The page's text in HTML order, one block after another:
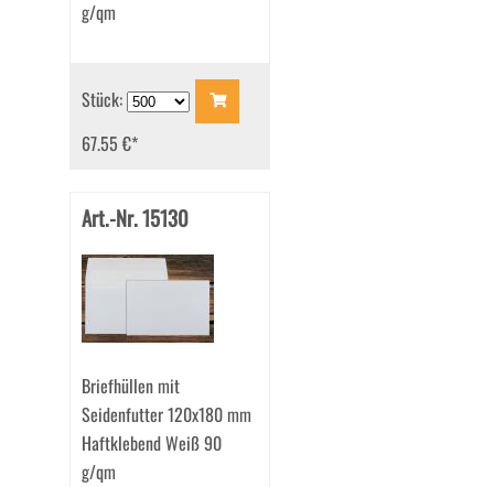
g/qm
Stück:
67.55 €*
Art.-Nr. 15130
Briefhüllen mit
Seidenfutter 120x180 mm
Haftklebend Weiß 90
g/qm